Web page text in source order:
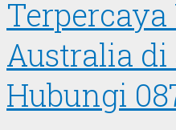
Australia
Hubungi